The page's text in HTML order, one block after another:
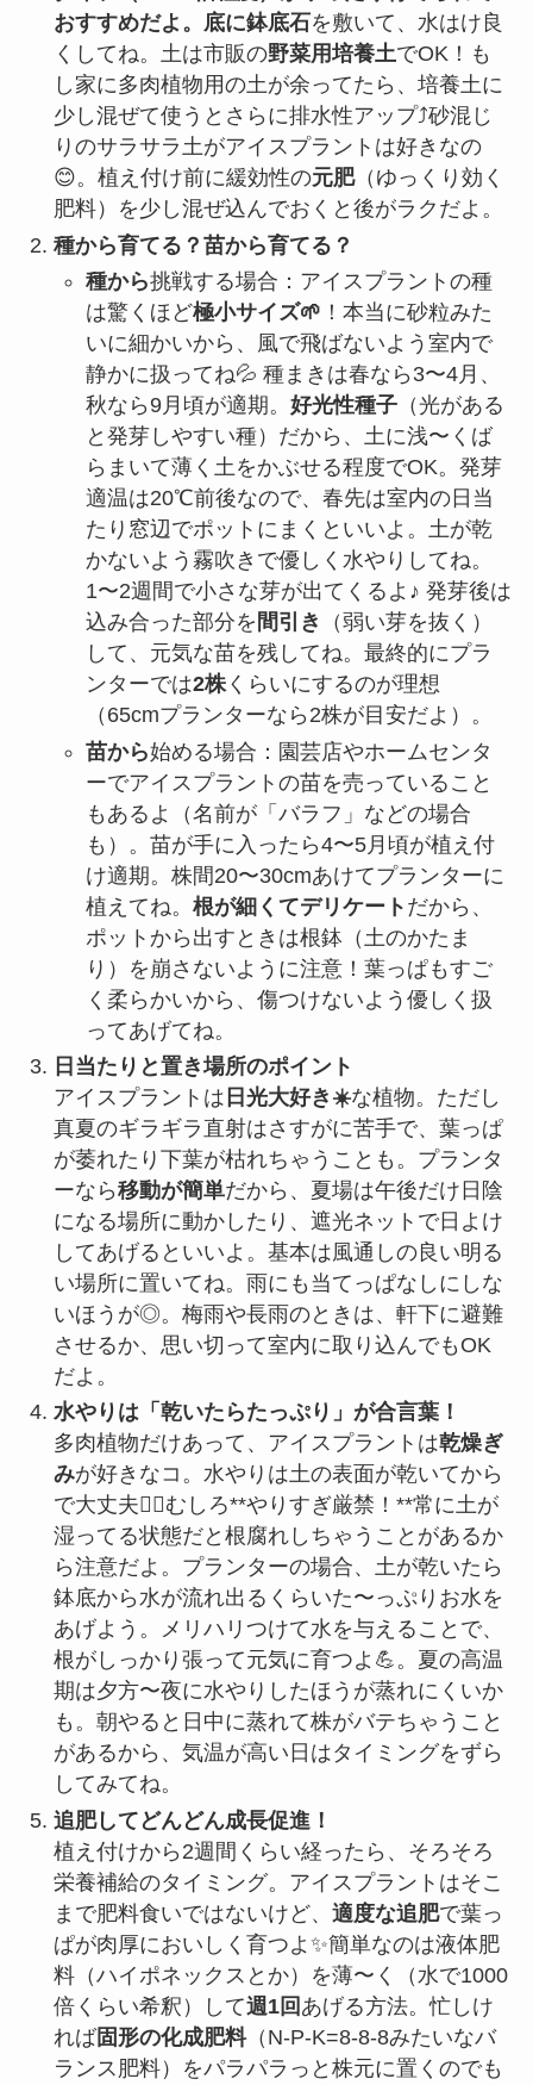
おすすめだよ。底に鉢底石を敷いて、水はけ良
くしてね。土は市販の野菜用培養土でOK！も
し家に多肉植物用の土が余ってたら、培養土に
少し混ぜて使うとさらに排水性アップ⤴️砂混じ
りのサラサラ土がアイスプラントは好きなの
😊。植え付け前に緩効性の元肥（ゆっくり効く
肥料）を少し混ぜ込んでおくと後がラクだよ。
種から育てる？苗から育てる？
種から挑戦する場合：アイスプラントの種
は驚くほど極小サイズ🌱 ！本当に砂粒みた
いに細かいから、風で飛ばないよう室内で
静かに扱ってね💦 種まきは春なら3〜4月、
秋なら9月頃が適期。 好光性種子（光がある
と発芽しやすい種）だから、土に浅〜くば
らまいて薄く土をかぶせる程度でOK。発芽
適温は20℃前後なので、春先は室内の日当
たり窓辺でポットにまくといいよ。土が乾
かないよう霧吹きで優しく水やりしてね。
1〜2週間で小さな芽が出てくるよ♪ 発芽後は
込み合った部分を 間引き
（弱い芽を抜く）
して、元気な苗を残してね。最終的にプラ
ンターでは2株くらいにするのが理想
（65cmプランターなら2株が目安だよ）。
苗から始める場合：園芸店やホームセンタ
ーでアイスプラントの苗を売っていること
もあるよ（名前が「バラフ」などの場合
も）。苗が手に入ったら4〜5月頃が植え付
け適期。株間20〜30cmあけてプランターに
植えてね。 根が細くてデリケート だから、
ポットから出すときは根鉢（土のかたま
り）を崩さないように注意！葉っぱもすご
く柔らかいから、傷つけないよう優しく扱
ってあげてね。
日当たりと置き場所のポイント
アイスプラントは 日光大好き☀️な植物。ただし
真夏のギラギラ直射はさすがに苦手で、葉っぱ
が萎れたり下葉が枯れちゃうことも。プランタ
ーなら移動が簡単だから、夏場は午後だけ日陰
になる場所に動かしたり、遮光ネットで日よけ
してあげるといいよ。基本は風通しの良い明る
い場所に置いてね。雨にも当てっぱなしにしな
いほうが◎。梅雨や長雨のときは、軒下に避難
させるか、思い切って室内に取り込んでもOK
だよ。
水やりは「乾いたらたっぷり」が合言葉！
多肉植物だけあって、アイスプラントは乾燥ぎ
みが好きなコ。水やりは土の表面が乾いてから
で大丈夫🙆‍♀️むしろ**やりすぎ厳禁！**常に土が
湿ってる状態だと根腐れしちゃうことがあるか
ら注意だよ。プランターの場合、土が乾いたら
鉢底から水が流れ出るくらいた〜っぷりお水を
あげよう。メリハリつけて水を与えることで、
根がしっかり張って元気に育つよ💪。夏の高温
期は夕方〜夜に水やりしたほうが蒸れにくいか
も。朝やると日中に蒸れて株がバテちゃうこと
があるから、気温が高い日はタイミングをずら
してみてね。
追肥してどんどん成長促進！
植え付けから2週間くらい経ったら、そろそろ
栄養補給のタイミング。アイスプラントはそこ
まで肥料食いではないけど、 適度な追肥で葉っ
ぱが肉厚においしく育つよ✨簡単なのは液体肥
料（ハイポネックスとか）を薄〜く（水で1000
倍くらい希釈）して週1回 あげる方法。忙しけ
れば固形の化成肥料（N-P-K=8-8-8みたいなバ
ランス肥料）をパラパラっと株元に置くのでも